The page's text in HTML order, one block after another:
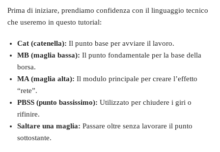
Prima di iniziare, prendiamo confidenza con il linguaggio tecnico
che useremo in questo tutorial:
Cat (catenella): Il punto base per avviare il lavoro.
MB (maglia bassa): Il punto fondamentale per la base della
borsa.
MA (maglia alta): Il modulo principale per creare l’effetto
“rete”.
PBSS (punto bassissimo): Utilizzato per chiudere i giri o
rifinire.
Saltare una maglia: Passare oltre senza lavorare il punto
sottostante.